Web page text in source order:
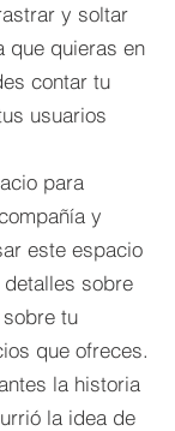
y soltar
que quieras en
contar tu
usuarios
para
y
este espacio
sobre
tu
que ofreces.
la historia
la idea de